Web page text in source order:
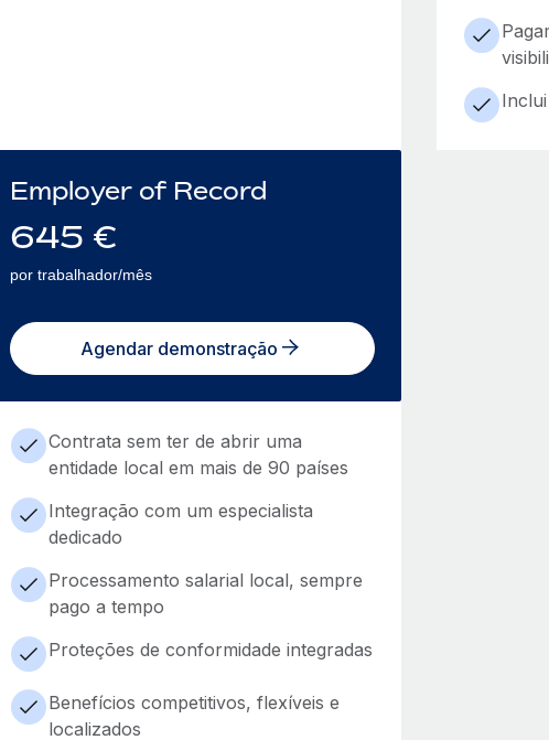
Employer of Record
645 €
por trabalhador/mês
Agendar demonstração
Contrata sem ter de abrir uma
entidade local em mais de 90 países
Integração com um especialista
dedicado
Processamento salarial local, sempre
pago a tempo
Proteções de conformidade integradas
Benefícios competitivos, flexíveis e
localizados